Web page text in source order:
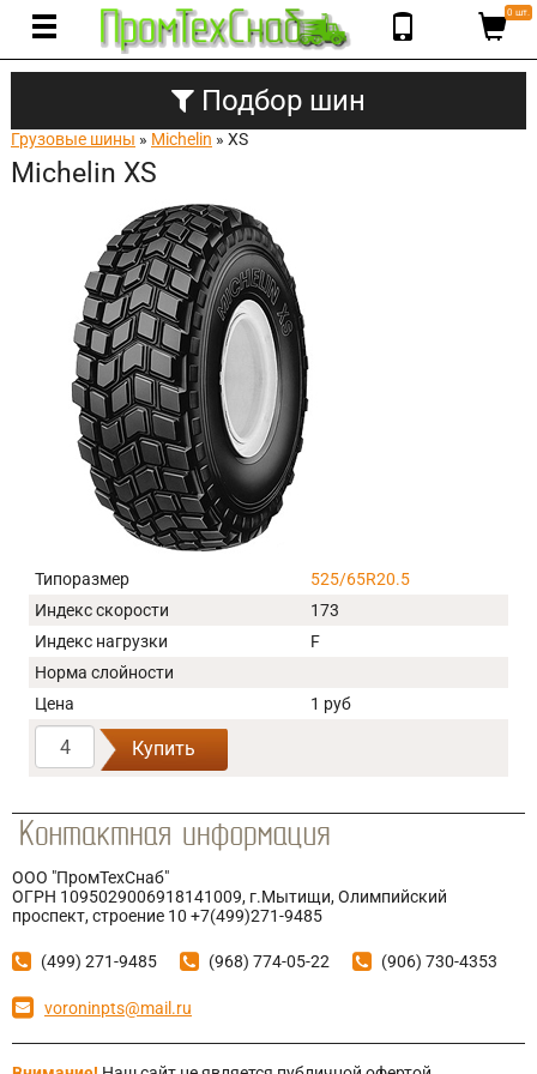
0 шт.
Подбор шин
Грузовые шины » Michelin » XS
Michelin XS
Типоразмер
525/65R20.5
Индекс скорости
173
Индекс нагрузки
F
Норма слойности
Цена
1 руб
Купить
ООО "ПромТехСнаб"
ОГРН 1095029006918141009, г.Мытищи, Олимпийский
проспект, строение 10 +7(499)271-9485
(499) 271-9485 (968) 774-05-22 (906) 730-4353
voroninpts@mail.ru